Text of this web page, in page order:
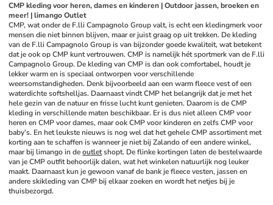
CMP kleding voor heren, dames en kinderen | Outdoor jassen, broeken en
meer! | limango Outlet
CMP, wat onder de F.lli Campagnolo Group valt, is echt een kledingmerk voor
mensen die niet binnen blijven, maar er juist graag op uit trekken. De kleding
van de F.lli Campagnolo Group is van bijzonder goede kwaliteit, wat betekent
dat je ook op CMP kunt vertrouwen. CMP is namelijk hét sportmerk van de F.lli
Campagnolo Group. De kleding van CMP is dan ook comfortabel, houdt je
lekker warm en is speciaal ontworpen voor verschillende
weersomstandigheden. Denk bijvoorbeeld aan een warm fleece vest of een
waterdichte softshelljas. Daarnaast vindt CMP het belangrijk dat je met het
hele gezin van de natuur en frisse lucht kunt genieten. Daarom is de CMP
kleding in verschillende maten beschikbaar. Er is dus niet alleen CMP voor
heren en CMP voor dames, maar ook CMP voor kinderen en zelfs CMP voor
baby’s. En het leukste nieuws is nog wel dat het gehele CMP assortiment met
korting aan te schaffen is wanneer je niet bij Zalando of een andere winkel,
maar bij limango in de outlet shopt. De flinke kortingen laten de bestelwaarde
van je CMP outfit behoorlijk dalen, wat het winkelen natuurlijk nog leuker
maakt. Daarnaast kun je gewoon vanaf de bank je fleece vesten, jassen en
andere skikleding van CMP bij elkaar zoeken en wordt het netjes bij je
thuisbezorgd.